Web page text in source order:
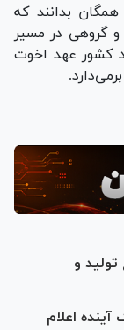
بدانند که
گروهی در مسیر
کشور عهد اخوت
و
اعلام